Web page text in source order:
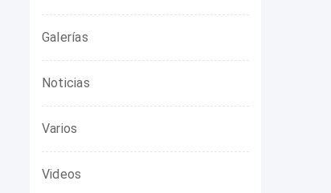
Galerías
Noticias
Varios
Videos